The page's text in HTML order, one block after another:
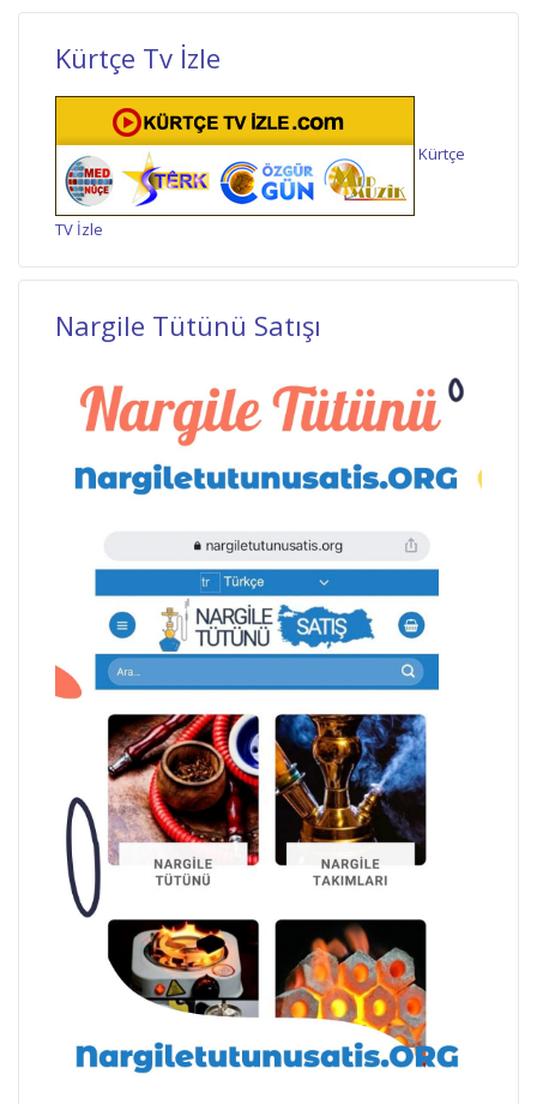
Kürtçe Tv İzle
Kürtçe
TV İzle
Nargile Tütünü Satışı